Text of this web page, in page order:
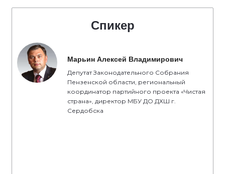
Спикер
Марьин Алексей Владимирович
Депутат Законодательного Собрания
Пензенской области, региональный
координатор партийного проекта «Чистая
страна», директор МБУ ДО ДХШ г.
Сердобска